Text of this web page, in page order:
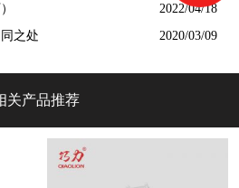
2022/04/18
之处 2020/03/09
关产品推荐